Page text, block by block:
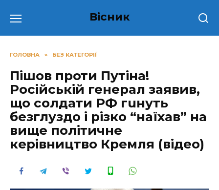
до
Вісник
ГОЛОВНА » БЕЗ КАТЕГОРІЇ
Пішов проти Путіна!
Російській генерал заявив,
що солдати РФ гuнуть
безглуздо і різко “наїхав” на
вище політичне
керівництво Кремля (відео)